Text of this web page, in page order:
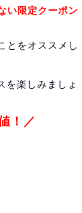
い限定クーポン
とをオススメし
を楽しみましょ
！／